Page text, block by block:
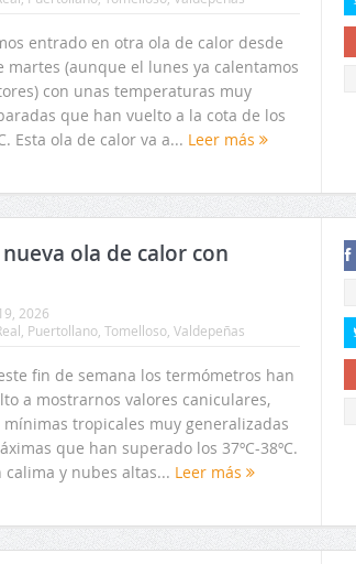
entrado en otra ola de calor desde
martes (aunque el lunes ya calentamos
con unas temperaturas muy
que han vuelto a la cota de los
Esta ola de calor va a... Leer más
ola de calor con
2026
Puertollano Tomelloso Valdepeñas
fin de semana los termómetros han
a mostrarnos valores caniculares,
mínimas tropicales muy generalizadas
que han superado los 37ºC-38ºC.
calima y nubes altas... Leer más